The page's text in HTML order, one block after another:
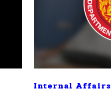
Internal Affairs